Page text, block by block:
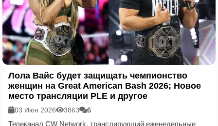
Лола Вайс будет защищать чемпионство
женщин на Great American Bash 2026; Новое
место трансляции PLE и другое
03 Июн 2026 3863 6
Телеканал CW Network, транслирующий еженедельные